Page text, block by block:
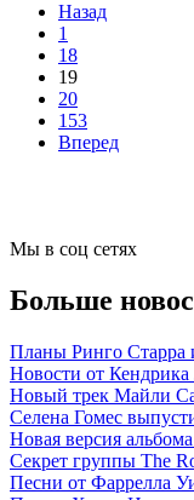
Назад
1
18
19
20
153
Вперед
Мы в соц сетях
Больше
Планы Ринго Старра
Новости от Кендрика
Новый трек Майли
Селена Гомес
Новая версия
Секрет группы The
Песни от Фаррелла